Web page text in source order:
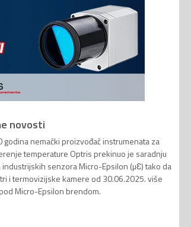
novosti
godina nemački proizvođač instrumenata za
temperature Optris prekinuo je saradnju
senzora Micro-Epsilon (µƐ) tako da
i termovizijske kamere od 30.06.2025. više
Micro-Epsilon brendom.